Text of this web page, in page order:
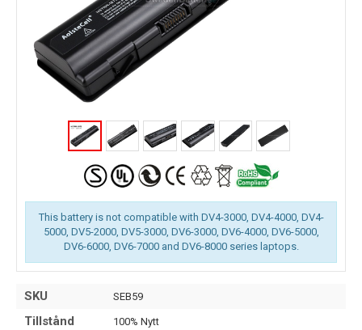
This battery is not compatible with DV4-3000, DV4-4000, DV4-
5000, DV5-2000, DV5-3000, DV6-3000, DV6-4000, DV6-5000,
DV6-6000, DV6-7000 and DV6-8000 series laptops.
SKU SEB59
Tillstånd 100% Nytt